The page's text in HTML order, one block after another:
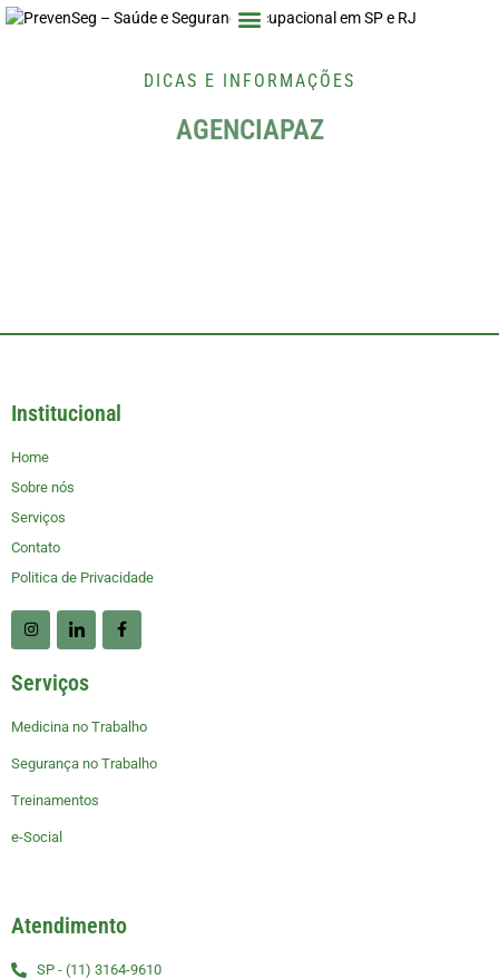
DICAS E INFORMAÇÕES
AGENCIAPAZ
Institucional
Home
Sobre nós
Serviços
Contato
Politica de Privacidade
Serviços
Medicina no Trabalho
Segurança no Trabalho
Treinamentos
e-Social
Atendimento
SP - (11) 3164-9610